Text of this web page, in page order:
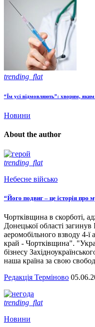
trending_flat
“Їм усі відмовляють”: хворим, яким
Новини
About the author
trending_flat
Небесне військо
“Його подвиг – це історія про
Чортківщина в скорботі,
Донецької області
аеромобільного взводу 4-
край - Чортківщина".
бізнесу
наша країна за свою
Редакція Терміново
trending_flat
Новини